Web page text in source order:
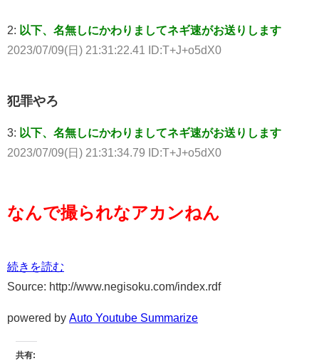
2: 以下、名無しにかわりましてネギ速がお送りします
2023/07/09(日) 21:31:22.41 ID:T+J+o5dX0
犯罪やろ
3: 以下、名無しにかわりましてネギ速がお送りします
2023/07/09(日) 21:31:34.79 ID:T+J+o5dX0
なんで撮られなアカンねん
続きを読む
Source: http://www.negisoku.com/index.rdf
powered by Auto Youtube Summarize
共有: